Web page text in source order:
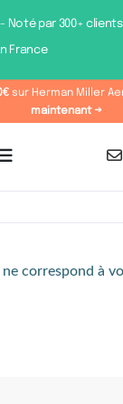
Noté par 300+
France
sur Herman Miller
maintenant →
:
correspond à